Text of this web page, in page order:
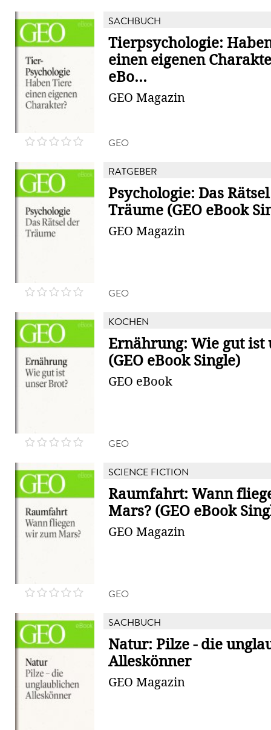
SACHBUCH
Tierpsychologie:
einen eigenen
eBo...
GEO Magazin
GEO
RATGEBER
Psychologie: Das
Träume (GEO eBook
GEO Magazin
GEO
KOCHEN
Ernährung: Wie gut ist
(GEO eBook Single)
GEO eBook
GEO
SCIENCE FICTION
Raumfahrt: Wann
Mars? (GEO eBook
GEO Magazin
GEO
SACHBUCH
Natur: Pilze - die
Alleskönner
GEO Magazin